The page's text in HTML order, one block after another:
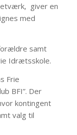
giver en
med
samt
Idrætsskole.
Frie
BFI”. Der
kontingent
valg til